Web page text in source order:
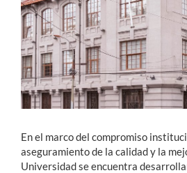
English
En el marco del compromiso
aseguramiento de la calidad y la
Universidad se encuentra